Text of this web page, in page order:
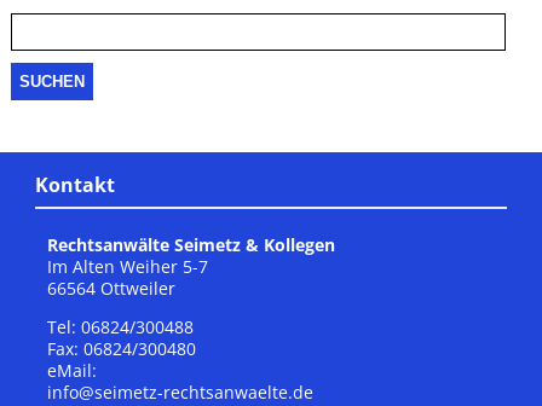
nach:
Kontakt
Rechtsanwälte Seimetz & Kollegen
Im Alten Weiher 5-7
66564 Ottweiler
Tel: 06824/300488
Fax: 06824/300480
eMail:
info@seimetz-rechtsanwaelte.de